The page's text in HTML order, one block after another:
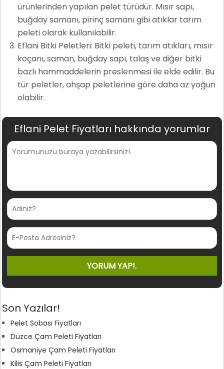
ürünlerinden yapılan pelet türüdür. Mısır sapı,
buğday samanı, pirinç samanı gibi atıklar tarım
peleti olarak kullanılabilir.
Eflani Bitki Peletleri: Bitki peleti, tarım atıkları, mısır
koçanı, saman, buğday sapı, talaş ve diğer bitki
bazlı hammaddelerin preslenmesi ile elde edilir. Bu
tür peletler, ahşap peletlerine göre daha az yoğun
olabilir.
Eflani Pelet Fiyatları hakkında yorumlar
Son Yazılar!
Pelet Sobası Fiyatları
Düzce Çam Peleti Fiyatları
Osmaniye Çam Peleti Fiyatları
Kilis Çam Peleti Fiyatları